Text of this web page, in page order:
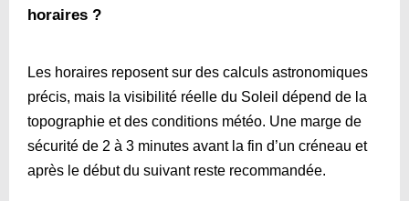
horaires ?
Les horaires reposent sur des calculs astronomiques
précis, mais la visibilité réelle du Soleil dépend de la
topographie et des conditions météo. Une marge de
sécurité de 2 à 3 minutes avant la fin d’un créneau et
après le début du suivant reste recommandée.